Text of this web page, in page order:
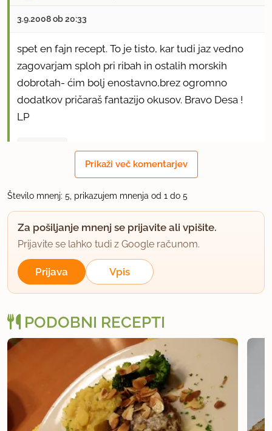
3.9.2008 ob 20:33
spet en fajn recept. To je tisto, kar tudi jaz vedno
zagovarjam sploh pri ribah in ostalih morskih
dobrotah- ćim bolj enostavno,brez ogromno
dodatkov pričaraš fantazijo okusov. Bravo Desa !
LP
član od 2008 796 sporočil
To je dobro tudi s sardelami, seveda očiščenimi na
fileje.
uporabno
femica
član od 2008 329 sporočil
se čisto strinjam s hedonistom, tudi mene moti
velika gora eksotičnih ter tudi dragih sestavin.
obožujem take recepte kot je ta: simple za naredit,
Prikaži več komentarjev
Število mnenj: 5, prikazujem mnenja od 1 do 5
Za pošiljanje mnenj se prijavite ali vpišite.
Prijavite se lahko tudi z Google računom.
Prijava Vpis
PODOBNI RECEPTI